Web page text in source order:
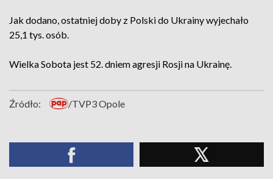
Jak dodano, ostatniej doby z Polski do Ukrainy wyjechało
25,1 tys. osób.
Wielka Sobota jest 52. dniem agresji Rosji na Ukrainę.
Źródło: /TVP3 Opole